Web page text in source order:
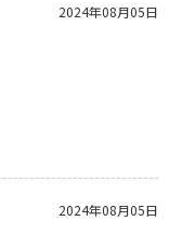
2024年08月05日
2024年08月05日